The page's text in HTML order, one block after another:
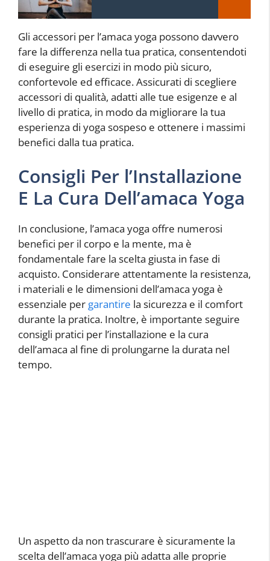
Gli accessori per l’amaca yoga possono davvero
fare la differenza nella tua pratica, consentendoti
di eseguire gli esercizi in modo più sicuro,
confortevole ed efficace. Assicurati di scegliere
accessori di qualità, adatti alle tue esigenze e al
livello di pratica, in modo da migliorare la tua
esperienza di yoga sospeso e ottenere i massimi
benefici dalla tua pratica.
Consigli Per l’Installazione
E La Cura Dell’amaca Yoga
In conclusione, l’amaca yoga offre numerosi
benefici per il corpo e la mente, ma è
fondamentale fare la scelta giusta in fase di
acquisto. Considerare attentamente la resistenza,
i materiali e le dimensioni dell’amaca yoga è
essenziale per garantire la sicurezza e il comfort
durante la pratica. Inoltre, è importante seguire
consigli pratici per l’installazione e la cura
dell’amaca al fine di prolungarne la durata nel
tempo.
Un aspetto da non trascurare è sicuramente la
scelta dell’amaca yoga più adatta alle proprie